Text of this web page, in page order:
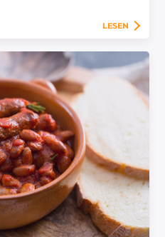
LESEN